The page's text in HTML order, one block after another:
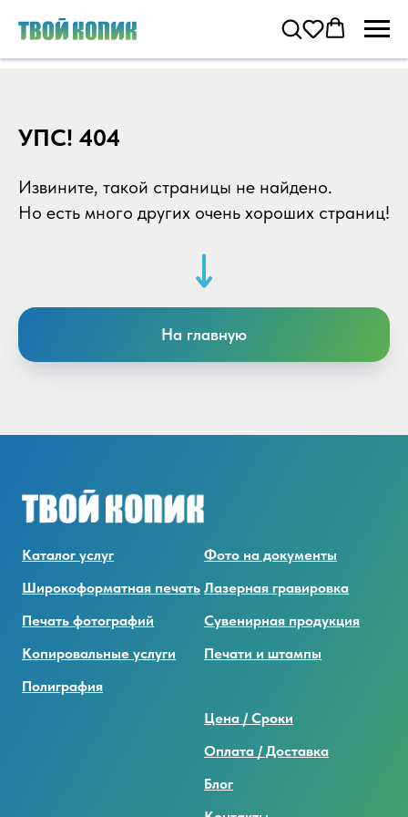
УПС! 404
Извините, такой страницы не найдено.
Но есть много других очень хороших страниц!
На главную
Каталог услуг
Широкоформатная печать
Печать фотографий
Копировальные услуги
Полиграфия
Фото на документы
Лазерная гравировка
Сувенирная продукция
Печати и штампы
Цена / Сроки
Оплата / Доставка
Блог